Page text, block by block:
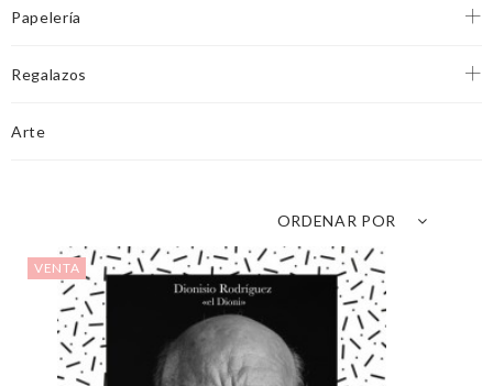
Papelería
Regalazos
Arte
ORDENAR POR
VENTA